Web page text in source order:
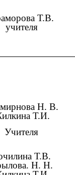
Т.В.
учителя
Н. В.
Т.И.
Учителя
Т.В.
Н. Н.